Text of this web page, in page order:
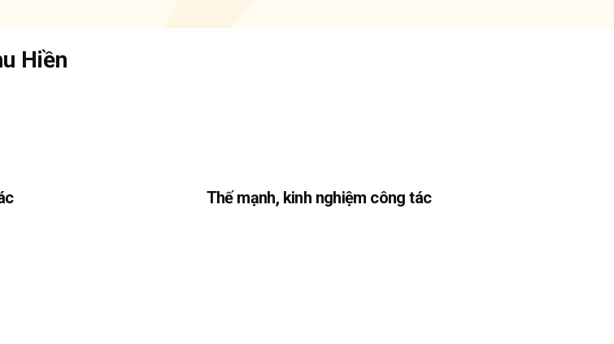
Hiền
Thế mạnh, kinh nghiệm công tác